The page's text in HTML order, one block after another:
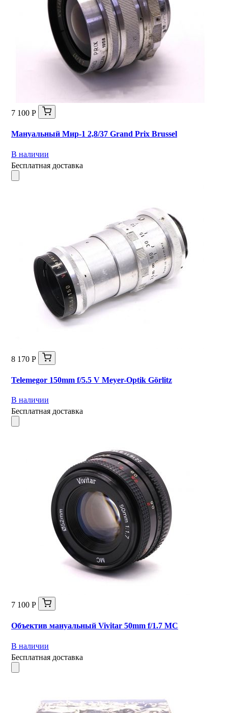
7 100 Р
Мануальный Мир-1 2,8/37 Grand Prix Brussel
В наличии
Бесплатная доставка
8 170 Р
Telemegor 150mm f/5.5 V Meyer-Optik Görlitz
В наличии
Бесплатная доставка
7 100 Р
Объектив мануальный Vivitar 50mm f/1.7 MC
В наличии
Бесплатная доставка